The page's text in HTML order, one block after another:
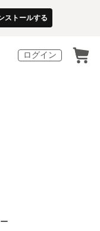
ストールする
ログイン